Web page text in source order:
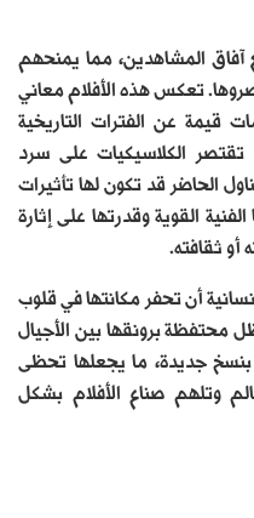
آفاق المشاهدين، مما يمنحهم
تعكس هذه الأفلام معاني
قيمة عن الفترات التاريخية
تقتصر الكلاسيكيات على سرد
الحاضر قد تكون لها تأثيرات
القوية وقدرتها على إثارة
أو ثقافته.
أن تحفر مكانتها في قلوب
محتفظة برونقها بين الأجيال
بنسخ جديدة، ما يجعلها تحظى
وتلهم صناع الأفلام بشكل